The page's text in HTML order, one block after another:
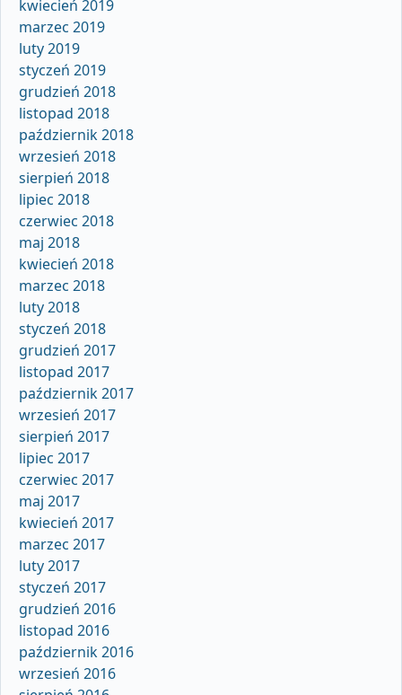
kwiecień 2019
marzec 2019
luty 2019
styczeń 2019
grudzień 2018
listopad 2018
październik 2018
wrzesień 2018
sierpień 2018
lipiec 2018
czerwiec 2018
maj 2018
kwiecień 2018
marzec 2018
luty 2018
styczeń 2018
grudzień 2017
listopad 2017
październik 2017
wrzesień 2017
sierpień 2017
lipiec 2017
czerwiec 2017
maj 2017
kwiecień 2017
marzec 2017
luty 2017
styczeń 2017
grudzień 2016
listopad 2016
październik 2016
wrzesień 2016